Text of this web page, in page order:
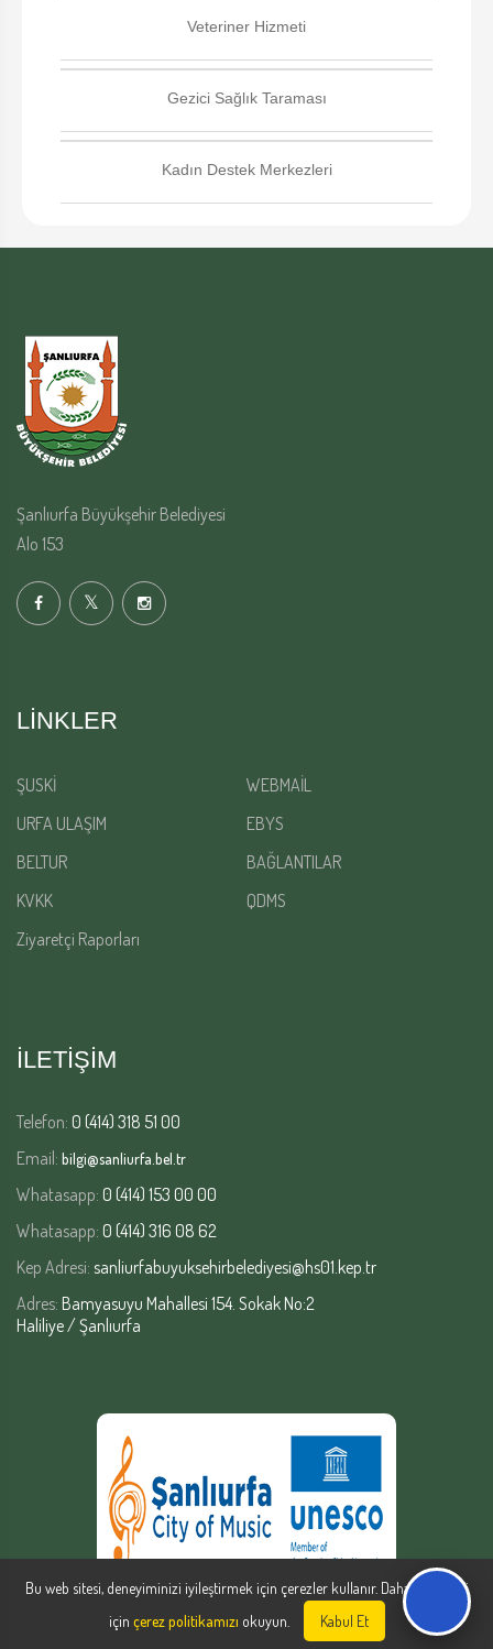
Veteriner Hizmeti
Gezici Sağlık Taraması
Kadın Destek Merkezleri
Şanlıurfa Büyükşehir Belediyesi
Alo 153
LINKLER
ŞUSKİ
WEBMAİL
URFA ULAŞIM
EBYS
BELTUR
BAĞLANTILAR
KVKK
QDMS
Ziyaretçi Raporları
İLETİŞİM
Telefon: 0 (414) 318 51 00
Email: bilgi@sanliurfa.bel.tr
Whatasapp: 0 (414) 153 00 00
Whatasapp: 0 (414) 316 08 62
Kep Adresi: sanliurfabuyuksehirbelediyesi@hs01.kep.tr
Adres: Bamyasuyu Mahallesi 154. Sokak No:2
Haliliye / Şanlıurfa
Bu web sitesi, deneyiminizi iyileştirmek için çerezler kullanır. Daha fazla bilgi
için çerez politikamızı okuyun. Kabul Et